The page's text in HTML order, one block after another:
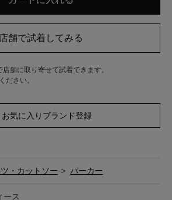
舗に取り寄せて試着できます。
ださい。
お気に入りブランド登録
・カットソー > パーカー
ース